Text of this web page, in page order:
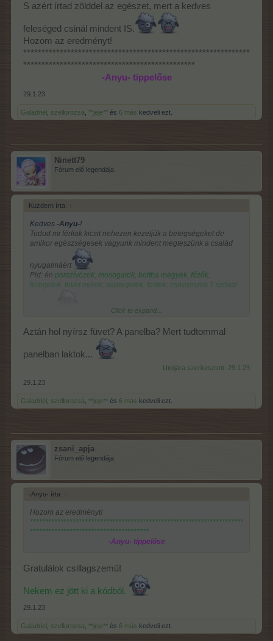
csak arra a pár napra kérnénk 1 kis nyugit
S azért írtad zölddel az egészet, mert a kedves
feleséged csinál mindent IS.
Hozom az eredményt!
**************************************************************
***********************************************
-Anyu- tippelőse
29.1.23
Galadriel szellorozsa **jeje** és 6 más kedveli ezt.
Ninett79
Fórum elő legendája
Kuzdern írta: ↑
Kedves -Anyu-!
Tudod mi férfiak kicsit nehezen kezeljük a betegségeket de
amikor egészségesek vagyunk mindent megteszünk a család
nyugalmáért
Pld: én porszívózok, mosogatok, boltba megyek, főzők,
teregetek, füvet nyírok, sepregetek, festek, csavarozok 1 szóval
Nem kávézok, nem cigizek, nem iszok lötyi energia italokat,
csak arra a pár napra kérnénk 1 kis nyugit
Click to expand...
Aztán hol nyírsz füvet? A panelba? Mert tudtommal
panelban laktok...
Utoljára szerkesztett: 29.1.23
29.1.23
Galadriel , szellorozsa, **jeje** és 6 más kedveli ezt.
zsani_apja
Fórum elő legendája
-Anyu- írta: ↑
Hozom az eredményt!
**********************************************************************
***************************************
-Anyu- tippelőse
Gratulálok csillagszemű!
Nekem ez jött ki a kódból.
29.1.23
Galadriel szellorozsa **jeje** és 6 más kedveli ezt.